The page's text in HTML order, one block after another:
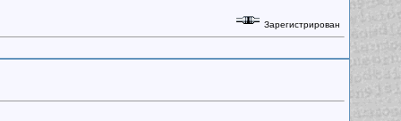
Зарегистрирован